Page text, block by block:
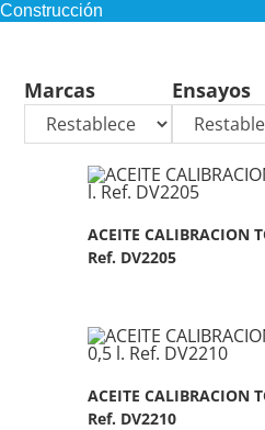
Construcción
Marcas Ensayos
ACEITE CALIBRACION
Ref. DV2205
ACEITE CALIBRACION
Ref. DV2210